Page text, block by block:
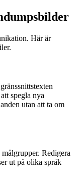
Här är
spegla nya
utan att ta om
Redigera
ut på olika språk